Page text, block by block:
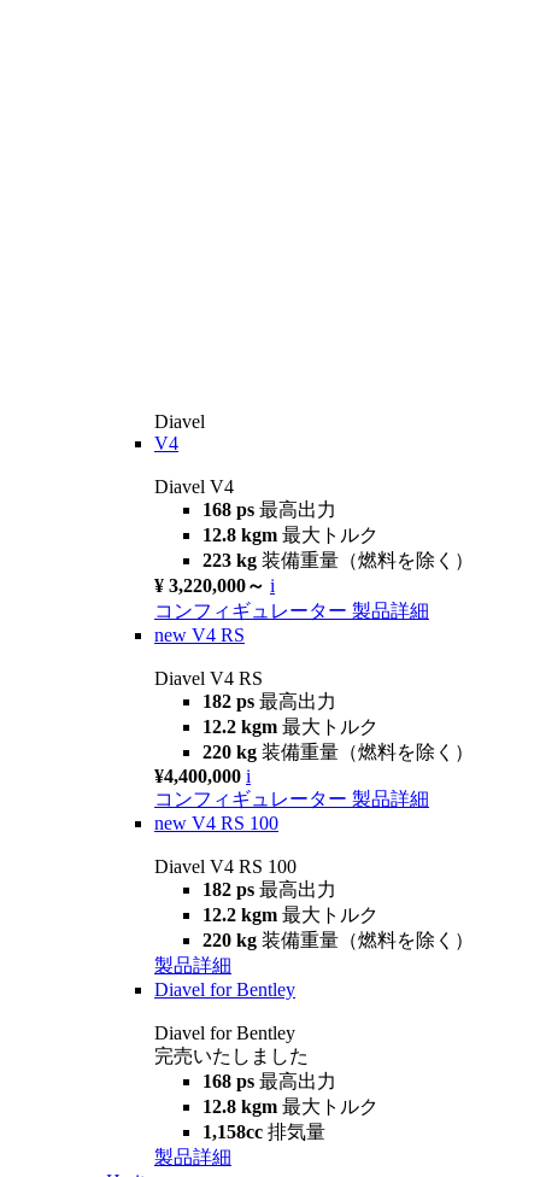
Diavel
V4
Diavel V4
168 ps 最高出力
12.8 kgm 最大トルク
223 kg 装備重量（燃料を除く）
¥ 3,220,000～ i
コンフィギュレーター 製品詳細
new V4 RS
Diavel V4 RS
182 ps 最高出力
12.2 kgm 最大トルク
220 kg 装備重量（燃料を除く）
¥4,400,000 i
コンフィギュレーター 製品詳細
new V4 RS 100
Diavel V4 RS 100
182 ps 最高出力
12.2 kgm 最大トルク
220 kg 装備重量（燃料を除く）
製品詳細
Diavel for Bentley
Diavel for Bentley
完売いたしました
168 ps 最高出力
12.8 kgm 最大トルク
1,158cc 排気量
製品詳細